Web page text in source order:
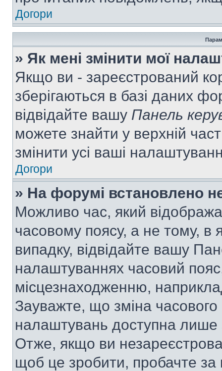
Догори
» Як мені змінити мої
Якщо ви - зареєстрований
зберігаються в базі даних
відвідайте вашу Панель
можете знайти у верхній
змінити усі ваші
Догори
» На форумі встановлено
Можливо час, який
часовому поясу, а не тому, в
випадку, відвідайте вашу
налаштуваннях часовий
місцезнаходженню,
Зауважте, що зміна часового
налаштувань доступна лише
Отже, якщо ви
щоб це зробити, пробачте за